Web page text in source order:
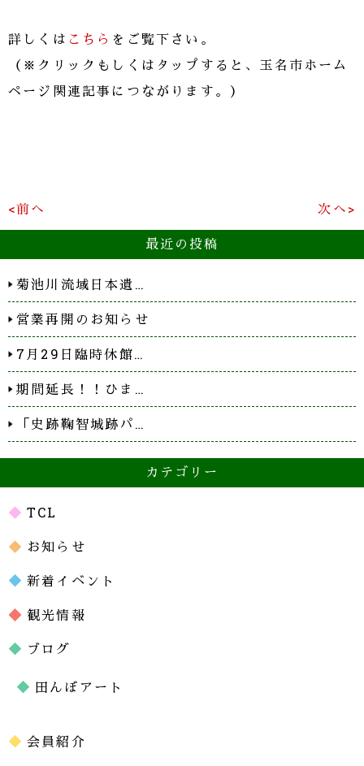
詳しくは こちら をご覧下さい。
（※クリックもしくはタップすると、玉名市ホーム
ページ関連記事につながります。）
<前へ 次へ>
最近の投稿
菊池川流域日本遺…
営業再開のお知らせ
7月29日臨時休館…
期間延長！！ひま…
「史跡鞠智城跡パ…
カテゴリー
TCL
お知らせ
新着イベント
観光情報
ブログ
田んぼアート
会員紹介